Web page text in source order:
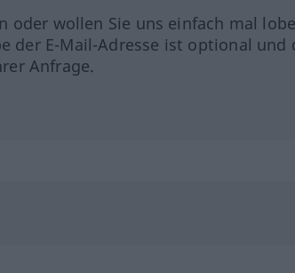
oder wollen Sie uns einfach mal
der E-Mail-Adresse ist optional und
Anfrage.